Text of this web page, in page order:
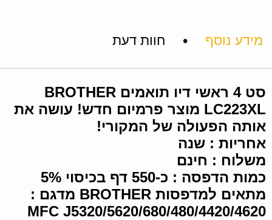
מידע נוסף • חוות דעת
סט 4 ראשי דיו תואמים BROTHER
LC223XL מוצר פרמיום חדש! עושה את
אותה הפעולה של המקורי!
אחריות : שנה
משלוח : חינם
כמות הדפסה : כ-550 דף בכיסוי 5%
מתאים למדפסות BROTHER מדגם :
MFC J5320/5620/680/480/4420/4620